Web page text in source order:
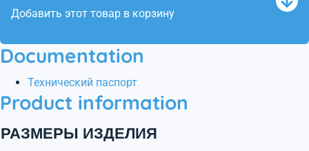
Добавить этот товар в корзину
Documentation
Технический паспорт
Product information
РАЗМЕРЫ ИЗДЕЛИЯ